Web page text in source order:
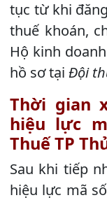
tục từ khi
thuế khoán,
Hộ kinh
hồ sơ tại Đội
Thời gian
hiệu lực
Thuế TP
Sau khi tiếp
hiệu lực mã